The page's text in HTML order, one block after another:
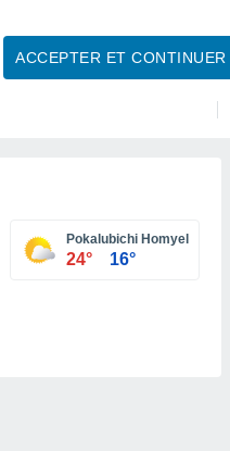
ACCEPTER ET CONTINUER
subissent un net
midi
Pokalubichi Homyel
24° 16°